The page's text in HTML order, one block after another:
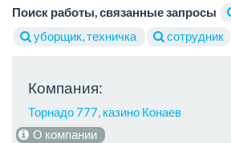
Поиск работы, связанные запросы
уборщик, техничка
сотрудник
Компания:
Торнадо 777, казино Конаев
О компании